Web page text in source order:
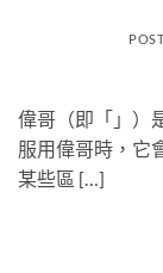
偉哥（即「」）
服用偉哥時，它
某些區 […]